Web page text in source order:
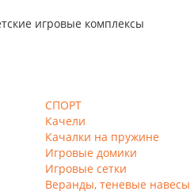
игровые комплексы
СПОРТ
Качели
Качалки на пружине
Игровые домики
Игровые сетки
Веранды, теневые навесы